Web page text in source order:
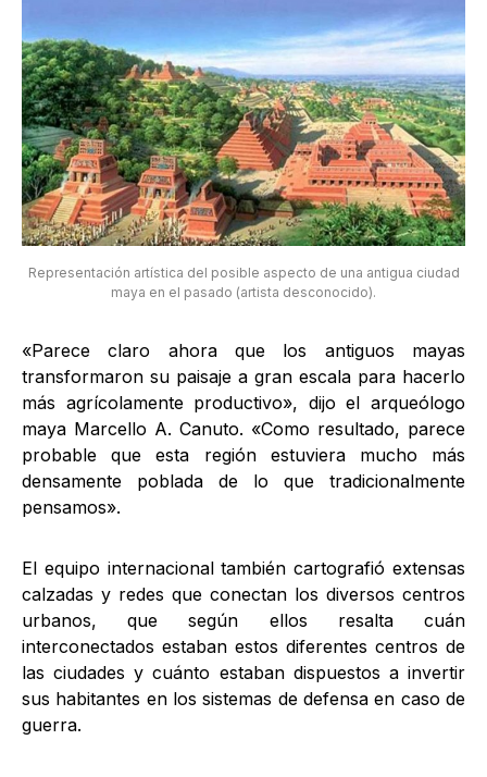
Representación artística del posible aspecto de una antigua ciudad
maya en el pasado (artista desconocido).
«Parece claro ahora que los antiguos mayas
transformaron su paisaje a gran escala para hacerlo
más agrícolamente productivo», dijo el arqueólogo
maya Marcello A. Canuto. «Como resultado, parece
probable que esta región estuviera mucho más
densamente poblada de lo que tradicionalmente
pensamos».
El equipo internacional también cartografió extensas
calzadas y redes que conectan los diversos centros
urbanos, que según ellos resalta cuán
interconectados estaban estos diferentes centros de
las ciudades y cuánto estaban dispuestos a invertir
sus habitantes en los sistemas de defensa en caso de
guerra.